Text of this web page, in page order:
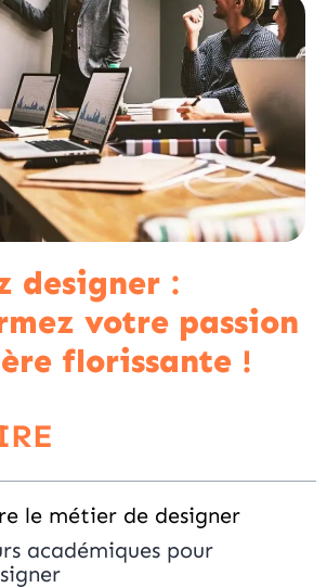
designer :
votre passion
florissante !
le métier de designer
académiques pour